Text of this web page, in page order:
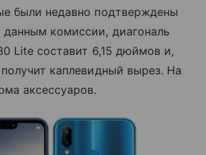
были недавно подтверждены
данным комиссии, диагональ
Lite составит 6,15 дюймов и,
каплевидный вырез. На
аксессуаров.